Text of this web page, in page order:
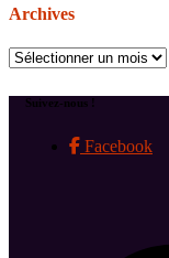
Archives
Archives
Suivez-nous !
Facebook